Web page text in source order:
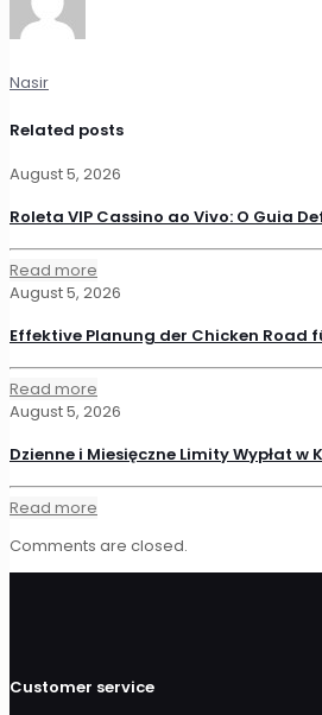
Nasir
Related posts
August 5, 2026
Roleta VIP Cassino ao Vivo: O Guia
Read more
August 5, 2026
Effektive Planung der Chicken Road
Read more
August 5, 2026
Dzienne i Miesięczne Limity Wypłat w
Read more
Comments are closed.
Customer service